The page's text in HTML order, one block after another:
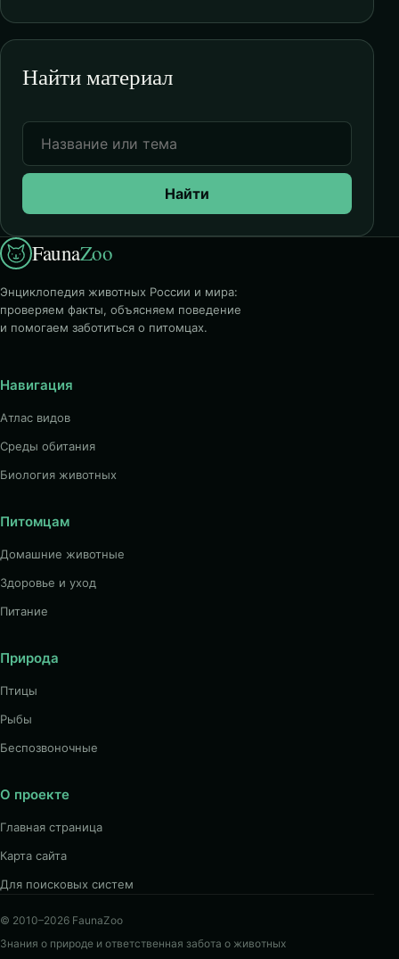
Найти материал
Найти
FaunaZoo
Энциклопедия животных России и мира:
проверяем факты, объясняем поведение
и помогаем заботиться о питомцах.
Навигация
Атлас видов
Среды обитания
Биология животных
Питомцам
Домашние животные
Здоровье и уход
Питание
Природа
Птицы
Рыбы
Беспозвоночные
О проекте
Главная страница
Карта сайта
Для поисковых систем
© 2010–2026 FaunaZoo
Знания о природе и ответственная забота о животных